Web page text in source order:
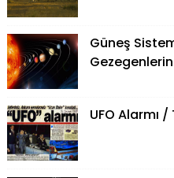
Güneş
UFO Alarmı